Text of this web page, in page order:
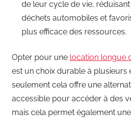
de leur cycle de vie,
déchets automobiles et
plus efficace des ressources.
Opter pour une location longue
est un choix durable à plusieurs
seulement cela offre une
accessible pour accéder à des
mais cela permet également